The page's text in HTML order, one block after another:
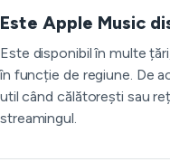
Este Apple Music
Este disponibil în multe
în funcție de regiune. De
util când călătorești sau
streamingul.